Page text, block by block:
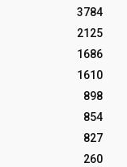
3784
2125
1686
1610
898
854
827
260